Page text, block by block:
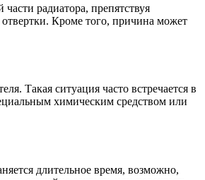
радиатора, препятствуя
Кроме того, причина может
Такая ситуация часто встречается в
химическим средством или
длительное время, возможно,